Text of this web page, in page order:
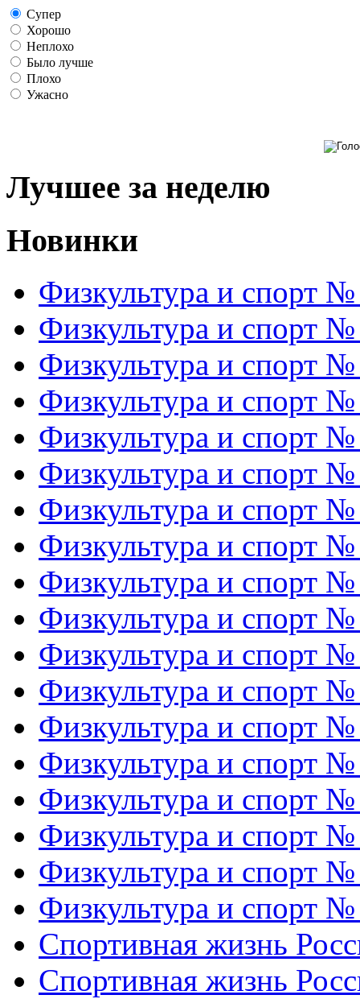
Супер
Хорошо
Неплохо
Было лучше
Плохо
Ужасно
Лучшее за неделю
Новинки
Физкультура и спорт
Физкультура и спорт
Физкультура и спорт
Физкультура и спорт
Физкультура и спорт
Физкультура и спорт
Физкультура и спорт
Физкультура и спорт
Физкультура и спорт
Физкультура и спорт
Физкультура и спорт
Физкультура и спорт
Физкультура и спорт
Физкультура и спорт
Физкультура и спорт
Физкультура и спорт
Физкультура и спорт
Физкультура и спорт
Спортивная жизнь
Спортивная жизнь